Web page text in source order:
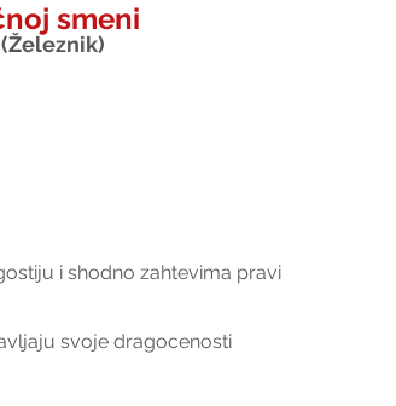
smeni
i shodno zahtevima pravi
svoje dragocenosti